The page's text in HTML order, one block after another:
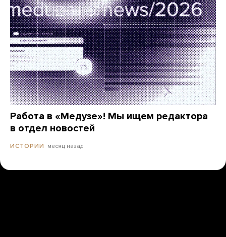
Работа в «Медузе»! Мы ищем редактора
в отдел новостей
ИСТОРИИ месяц назад